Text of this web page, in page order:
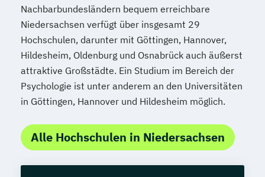
Nachbarbundesländern bequem erreichbare
Niedersachsen verfügt über insgesamt 29
Hochschulen, darunter mit Göttingen, Hannover,
Hildesheim, Oldenburg und Osnabrück auch äußerst
attraktive Großstädte. Ein Studium im Bereich der
Psychologie ist unter anderem an den Universitäten
in Göttingen, Hannover und Hildesheim möglich.
Alle Hochschulen in Niedersachsen